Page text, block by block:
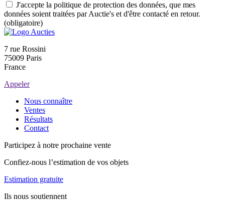
J'accepte la politique de protection des données, que mes
données soient traitées par Auctie's et d'être contacté en retour.
(obligatoire)
7 rue Rossini
75009 Paris
France
Appeler
Nous connaître
Ventes
Résultats
Contact
Participez à notre prochaine vente
Confiez-nous l’estimation de vos objets
Estimation gratuite
Ils nous soutiennent